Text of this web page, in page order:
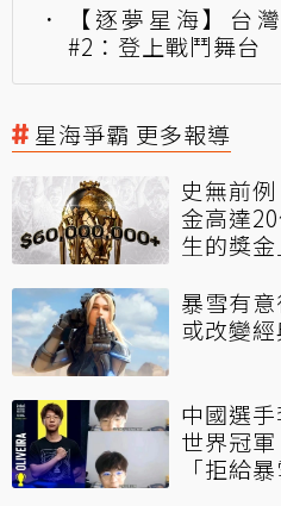
【逐夢星海】台
#2：登上戰鬥舞台
星海爭霸 更多報導
史無前
金高達
生的獎金
暴雪有
或改變
中國選手
世界冠
「拒給